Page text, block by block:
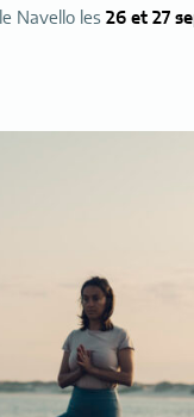
Navello les 26 et 27